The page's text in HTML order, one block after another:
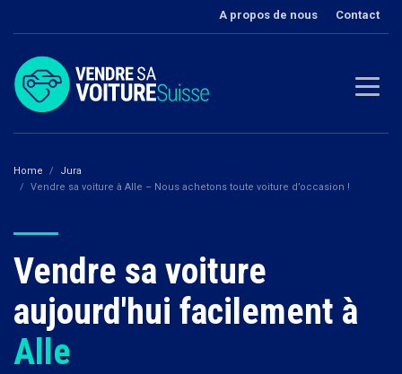
A propos de nous Contact
Home
Jura
Vendre sa voiture à Alle – Nous achetons toute voiture d’occasion !
Vendre sa voiture
aujourd'hui facilement à
Alle